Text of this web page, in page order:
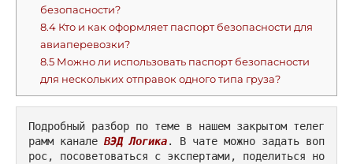
безопасности?
8.4Кто и как оформляет паспорт безопасности для
авиаперевозки?
8.5Можно ли использовать паспорт безопасности
для нескольких отправок одного типа груза?
Подробный разбор по теме в нашем закрытом телег
рамм канале ВЭД Логика. В чате можно задать воп
рос, посоветоваться с экспертами, поделиться но